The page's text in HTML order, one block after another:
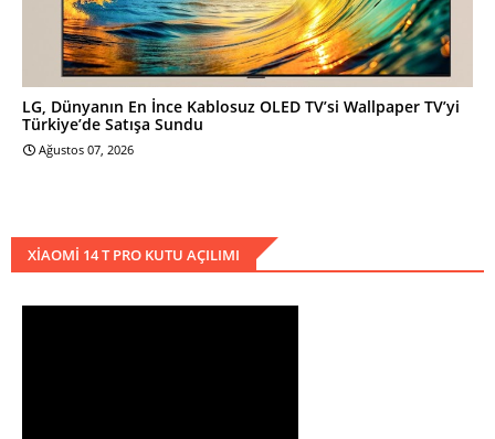
LG, Dünyanın En İnce Kablosuz OLED TV’si Wallpaper TV’yi
Türkiye’de Satışa Sundu
Ağustos 07, 2026
XIAOMI 14 T PRO KUTU AÇILIMI